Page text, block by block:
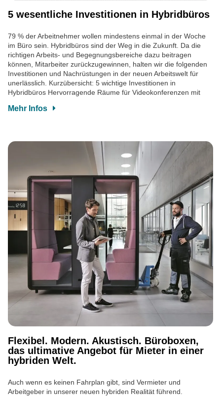
5 wesentliche Investitionen in Hybridbüros
79 % der Arbeitnehmer wollen mindestens einmal in der Woche
im Büro sein. Hybridbüros sind der Weg in die Zukunft. Da die
richtigen Arbeits- und Begegnungsbereiche dazu beitragen
können, Mitarbeiter zurückzugewinnen, halten wir die folgenden
Investitionen und Nachrüstungen in der neuen Arbeitswelt für
unerlässlich. Kurzübersicht: 5 wichtige Investitionen in
Hybridbüros Hervorragende Räume für Videokonferenzen mit
Mehr Infos
Flexibel. Modern. Akustisch. Büroboxen,
das ultimative Angebot für Mieter in einer
hybriden Welt.
Auch wenn es keinen Fahrplan gibt, sind Vermieter und
Arbeitgeber in unserer neuen hybriden Realität führend.